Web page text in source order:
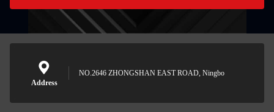
Address
NO.2646 ZHONGSHAN EAST ROAD, Ningbo